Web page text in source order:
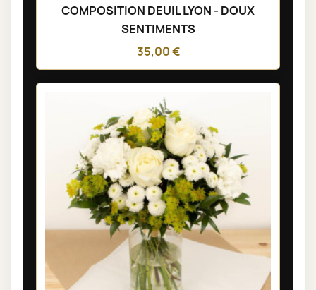
COMPOSITION DEUIL LYON - DOUX
SENTIMENTS
35,00 €